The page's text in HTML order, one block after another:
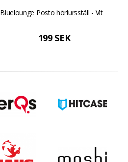
Bluelounge Posto hörlursställ - Vit
199 SEK